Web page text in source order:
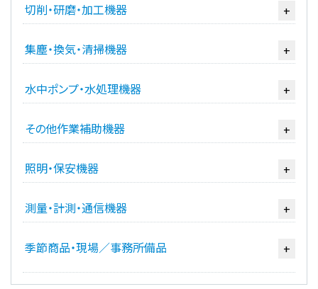
切削・研磨・加工機器 +
集塵・換気・清掃機器 +
水中ポンプ・水処理機器 +
その他作業補助機器 +
照明・保安機器 +
測量・計測・通信機器 +
季節商品・現場／事務所備品 +